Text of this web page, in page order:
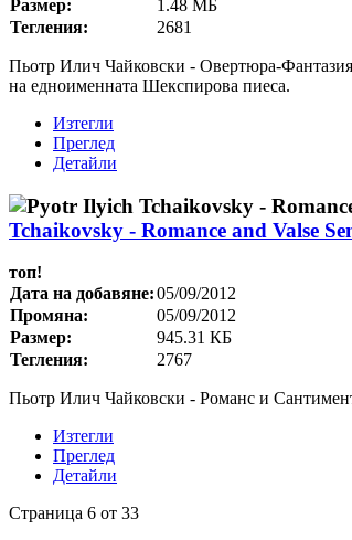
Размер:
1.48 МБ
Тегления:
2681
Пьотр Илич Чайковски - Овертюра-
на едноименната Шекспирова пиеса.
Изтегли
Преглед
Детайли
Tchaikovsky - Romance and Valse
топ!
Дата на добавяне:05/09/2012
Промяна:
05/09/2012
Размер:
945.31 КБ
Тегления:
2767
Пьотр Илич Чайковски - Романс и
Изтегли
Преглед
Детайли
Страница 6 от 33